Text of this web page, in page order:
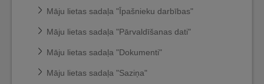
Māju lietas sadaļa "Īpašnieku darbības"
Māju lietas sadaļa "Pārvaldīšanas dati"
Māju lietas sadaļa "Dokumenti"
Māju lietas sadaļa "Saziņa"